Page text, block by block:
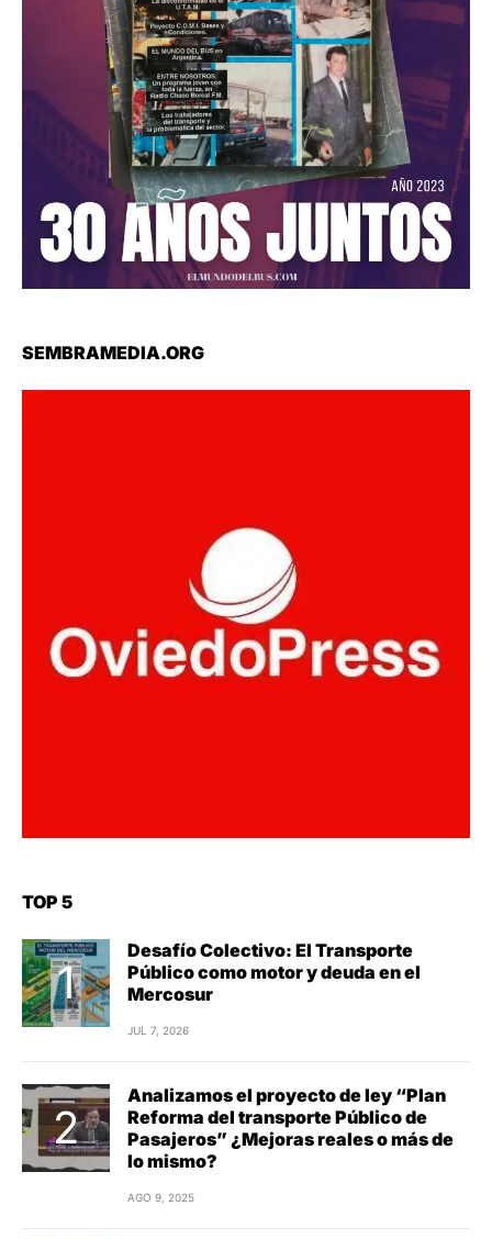
SEMBRAMEDIA.ORG
TOP 5
Desafío Colectivo: El Transporte
Público como motor y deuda en el
Mercosur
JUL 7, 2026
Analizamos el proyecto de ley “Plan
Reforma del transporte Público de
Pasajeros” ¿Mejoras reales o más de
lo mismo?
AGO 9, 2025